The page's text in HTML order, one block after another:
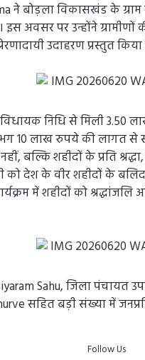
ने बोड़ला विकासखंड के
अवसर पर उन्होंने
उदाहरण प्रस्तुत किया
निधि से मिली 3.50
10 लाख रुपये की लागत से
बल्कि शहीदों के प्रति
को देश के वीर शहीदों के
में शहीदों को श्रद्धांजलि
Sahu, जिला पंचायत
सहित बड़ी संख्या में
Follow Us